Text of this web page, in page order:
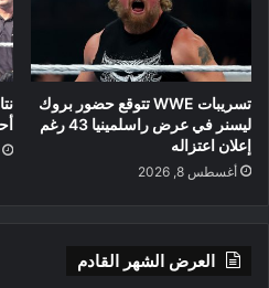
تسريبات WWE تتوقع حضور بروك
ليسنر في عرض راسلمينيا 43 رغم
إعلان اعتزاله
أغسطس 8, 2026
العرض الشهر القادم